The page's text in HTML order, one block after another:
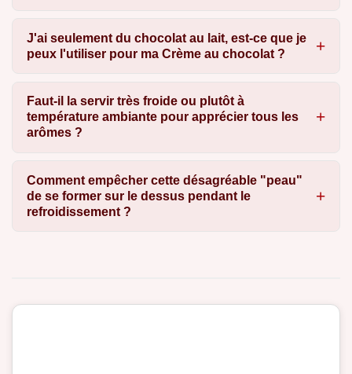
J'ai seulement du chocolat au lait, est-ce que je
peux l'utiliser pour ma Crème au chocolat ?
Faut-il la servir très froide ou plutôt à
température ambiante pour apprécier tous les
arômes ?
Comment empêcher cette désagréable "peau"
de se former sur le dessus pendant le
refroidissement ?